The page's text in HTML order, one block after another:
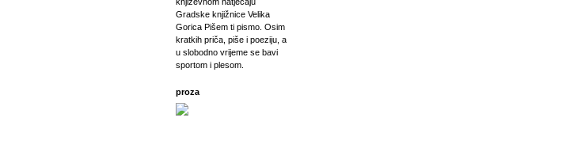
Gradske knjižnice Velika
Gorica Pišem ti pismo. Osim
kratkih priča, piše i poeziju, a
u slobodno vrijeme se bavi
sportom i plesom.
proza